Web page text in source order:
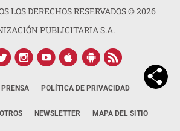
LOS DERECHOS RESERVADOS ©2026
PUBLICITARIA S.A.
POLÍTICA DE PRIVACIDAD
NEWSLETTER MAPA DEL SITIO